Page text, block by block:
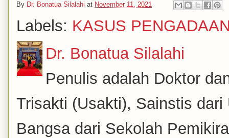
By Dr. Bonatua Silalahi at November 11, 2021
Labels: KASUS
Dr. Bonatua Silalahi
Penulis adalah Doktor
Trisakti (Usakti), Sainstis
Bangsa dari Sekolah